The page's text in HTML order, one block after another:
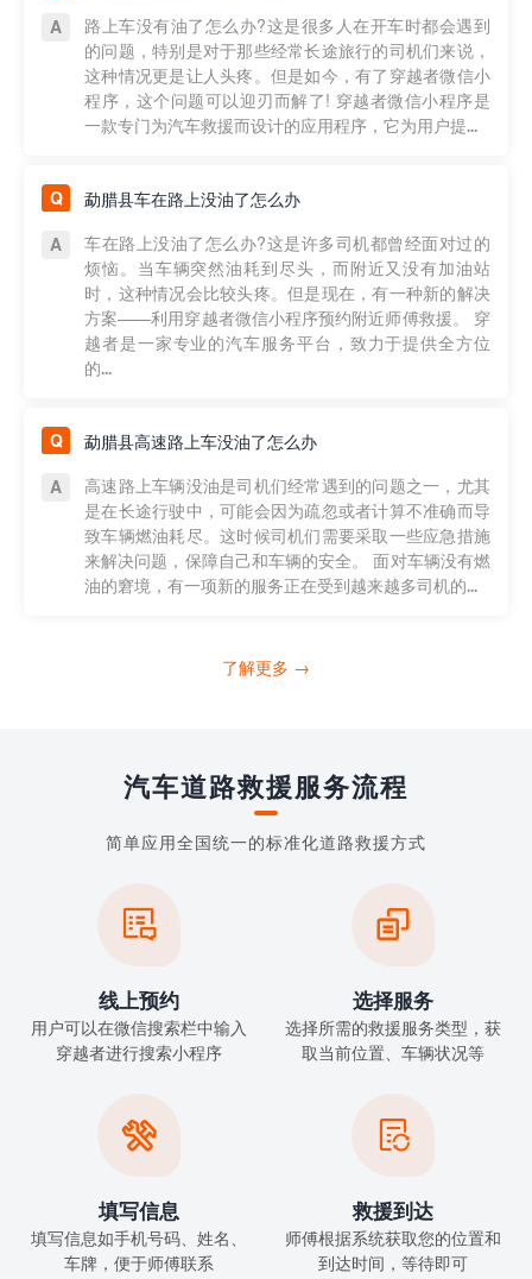
路上车没有油了怎么办?这是很多人在开车时都会遇到
的问题，特别是对于那些经常长途旅行的司机们来说，
这种情况更是让人头疼。但是如今，有了穿越者微信小
程序，这个问题可以迎刃而解了! 穿越者微信小程序是
一款专门为汽车救援而设计的应用程序，它为用户提...
勐腊县车在路上没油了怎么办
车在路上没油了怎么办?这是许多司机都曾经面对过的
烦恼。当车辆突然油耗到尽头，而附近又没有加油站
时，这种情况会比较头疼。但是现在，有一种新的解决
方案——利用穿越者微信小程序预约附近师傅救援。 穿
越者是一家专业的汽车服务平台，致力于提供全方位
的...
勐腊县高速路上车没油了怎么办
高速路上车辆没油是司机们经常遇到的问题之一，尤其
是在长途行驶中，可能会因为疏忽或者计算不准确而导
致车辆燃油耗尽。这时候司机们需要采取一些应急措施
来解决问题，保障自己和车辆的安全。 面对车辆没有燃
油的窘境，有一项新的服务正在受到越来越多司机的...
了解更多 →
汽车道路救援服务流程
简单应用全国统一的标准化道路救援方式

线上预约
用户可以在微信搜索栏中输入
穿越者进行搜索小程序

选择服务
选择所需的救援服务类型，获
取当前位置、车辆状况等

填写信息
填写信息如手机号码、姓名、
车牌，便于师傅联系

救援到达
师傅根据系统获取您的位置和
到达时间，等待即可